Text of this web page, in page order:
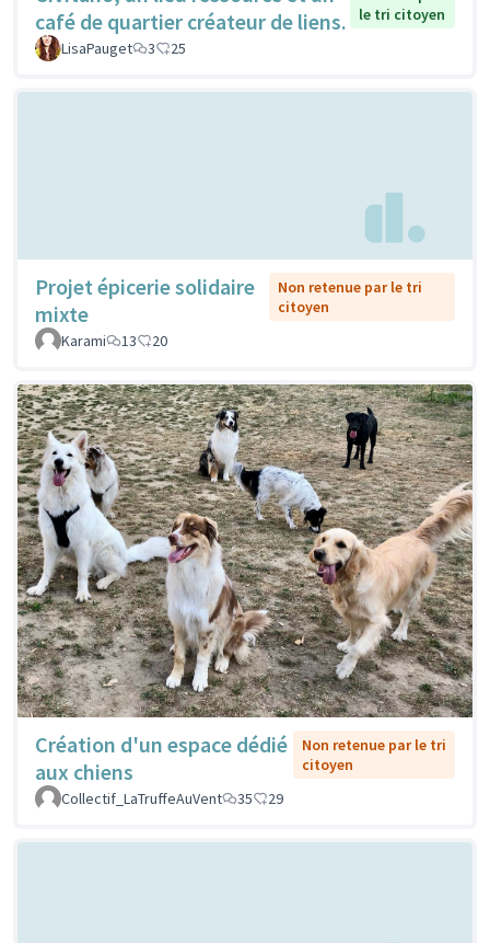
café de quartier créateur de liens.
le tri citoyen
LisaPauget
3 25
Projet épicerie solidaire
mixte
Non retenue par le tri
citoyen
Karami
13 20
Création d'un espace dédié
aux chiens
Non retenue par le tri
citoyen
Collectif_LaTruffeAuVent
35 29